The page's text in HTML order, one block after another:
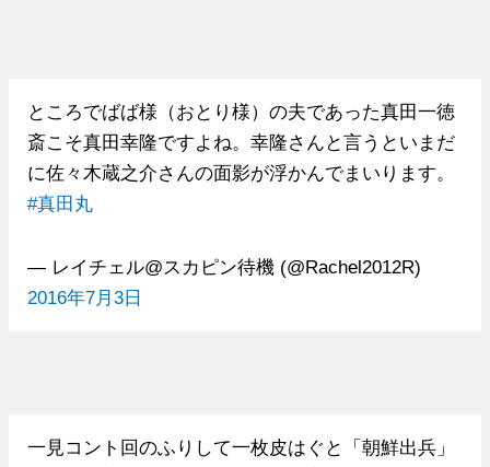
ところでばば様（おとり様）の夫であった真田一徳
斎こそ真田幸隆ですよね。幸隆さんと言うといまだ
に佐々木蔵之介さんの面影が浮かんでまいります。
#真田丸
— レイチェル@スカピン待機 (@Rachel2012R)
2016年7月3日
一見コント回のふりして一枚皮はぐと「朝鮮出兵」